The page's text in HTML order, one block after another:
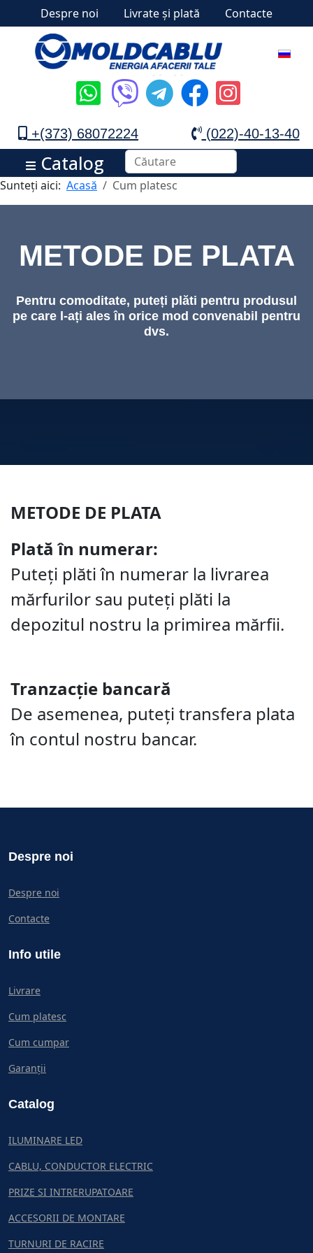
Despre noi Livrate și plată Contacte
+(373) 68072224 (022)-40-13-40
Catalog
Sunteți aici: Acasă Cum platesc
METODE DE PLATA
Pentru comoditate, puteți plăti pentru produsul
pe care l-ați ales în orice mod convenabil pentru
dvs.
METODE DE PLATA
Plată în numerar:
Puteți plăti în numerar la livrarea
mărfurilor sau puteți plăti la
depozitul nostru la primirea mărfii.
Tranzacție bancară
De asemenea, puteți transfera plata
în contul nostru bancar.
Despre noi
Despre noi
Contacte
Info utile
Livrare
Cum platesc
Cum cumpar
Garanții
Catalog
ILUMINARE LED
CABLU, CONDUCTOR ELECTRIC
PRIZE SI INTRERUPATOARE
ACCESORII DE MONTARE
TURNURI DE RACIRE